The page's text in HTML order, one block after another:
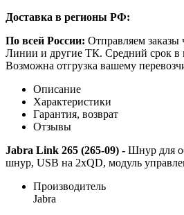
Доставка в регионы РФ:
По всей России: Отправляем
Линии и другие ТК. Средний срок
Возможна отгрузка вашему
Описание
Характеристики
Гарантия, возврат
Отзывы
Jabra Link 265 (265-09) - Шнур для
шнур, USB на 2xQD, модуль
Производитель
Jabra